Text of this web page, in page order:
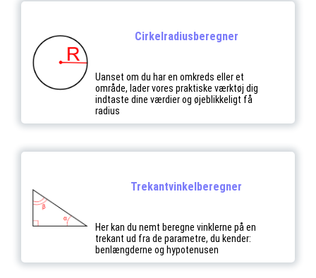
Cirkelradiusberegner
Uanset om du har en omkreds eller et
område, lader vores praktiske værktøj dig
indtaste dine værdier og øjeblikkeligt få
radius
Trekantvinkelberegner
Her kan du nemt beregne vinklerne på en
trekant ud fra de parametre, du kender:
benlængderne og hypotenusen